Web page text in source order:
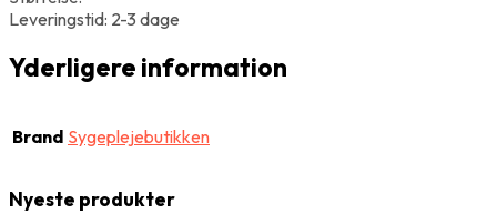
Leveringstid: 2-3 dage
Yderligere information
Brand Sygeplejebutikken
Nyeste produkter